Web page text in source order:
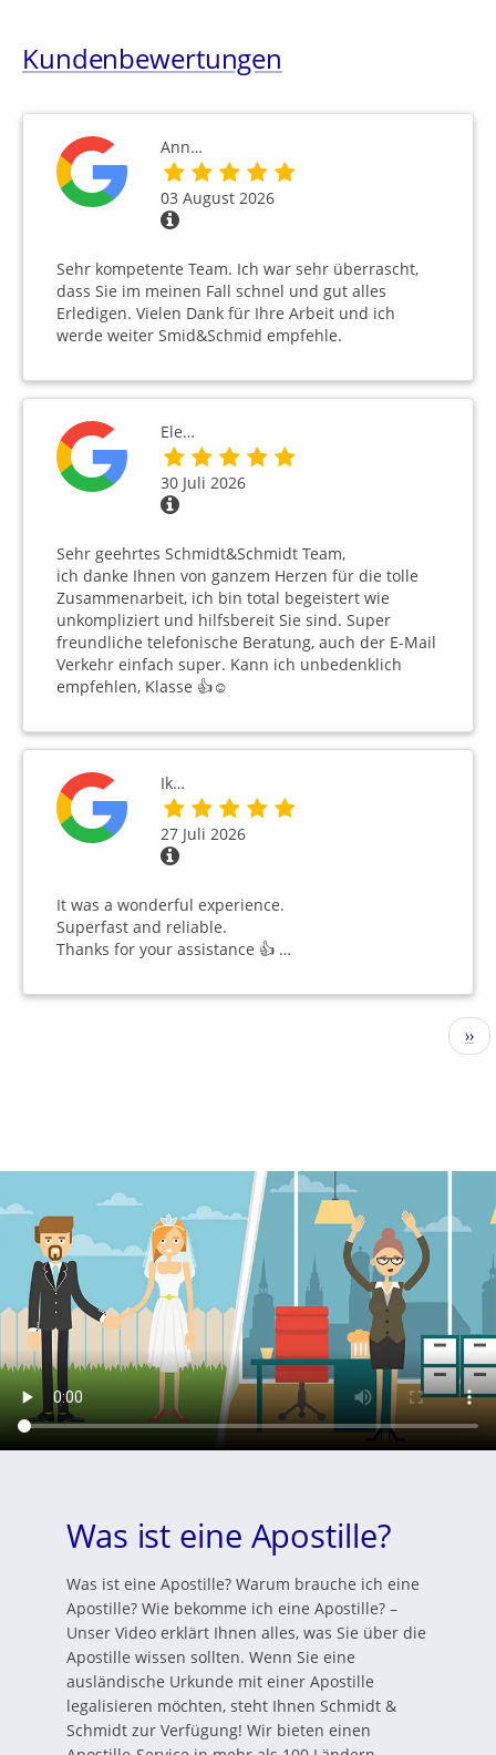
Kundenbewertungen
Ann…
03 August 2026
Sehr kompetente Team. Ich war sehr überrascht,
dass Sie im meinen Fall schnel und gut alles
Erledigen. Vielen Dank für Ihre Arbeit und ich
werde weiter Smid&Schmid empfehle.
Ele…
30 Juli 2026
Sehr geehrtes Schmidt&Schmidt Team,
ich danke Ihnen von ganzem Herzen für die tolle
Zusammenarbeit, ich bin total begeistert wie
unkompliziert und hilfsbereit Sie sind. Super
freundliche telefonische Beratung, auch der E-Mail
Verkehr einfach super. Kann ich unbedenklich
empfehlen, Klasse 👍☺️
Ik…
27 Juli 2026
It was a wonderful experience.
Superfast and reliable.
Thanks for your assistance 👍 …
››
Was ist eine Apostille?
Was ist eine Apostille? Warum brauche ich eine
Apostille? Wie bekomme ich eine Apostille? –
Unser Video erklärt Ihnen alles, was Sie über die
Apostille wissen sollten. Wenn Sie eine
ausländische Urkunde mit einer Apostille
legalisieren möchten, steht Ihnen Schmidt &
Schmidt zur Verfügung! Wir bieten einen